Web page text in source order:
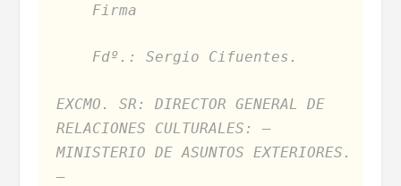
Firma
Fdº.: Sergio Cifuentes.
EXCMO. SR: DIRECTOR GENERAL DE
RELACIONES CULTURALES: –
MINISTERIO DE ASUNTOS EXTERIORES.
–